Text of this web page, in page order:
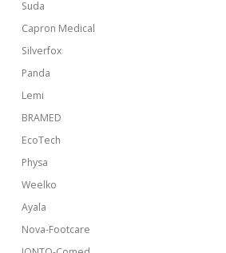
Suda
Capron Medical
Silverfox
Panda
Lemi
BRAMED
EcoTech
Physa
Weelko
Ayala
Nova-Footcare